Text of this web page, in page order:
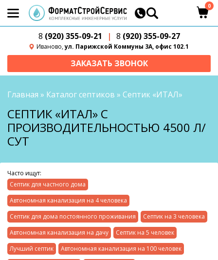
8 (920) 355-09-21 | 8 (920) 355-09-27
Иваново,ул. Парижской Коммуны 3А, офис 102.1
0
ЗАКАЗАТЬ ЗВОНОК
Главная » Каталог септиков » Септик «ИТАЛ»
СЕПТИК «ИТАЛ» С
ПРОИЗВОДИТЕЛЬНОСТЬЮ 4500 Л/
СУТ
Часто ищут:
Септик для частного дома
Автономная канализация на 4 человека
Септик для дома постоянного проживания
Септик на 3 человека
Автономная канализация на дачу
Септик на 5 человек
Лучший септик
Автономная канализация на 100 человек